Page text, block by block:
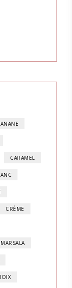
CARAMEL
CRÈME
MARSALA